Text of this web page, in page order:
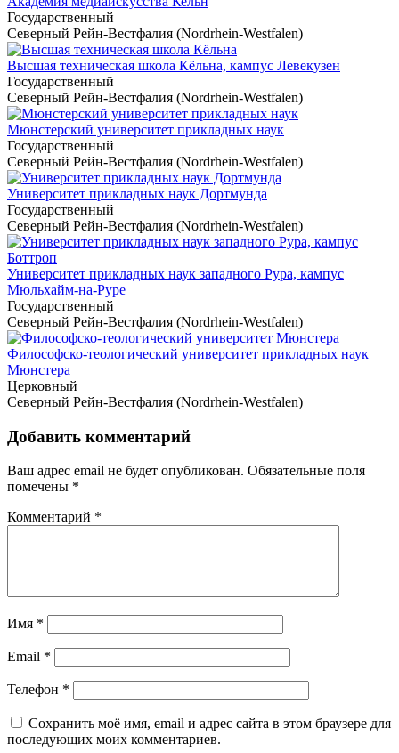
Государственный
Северный Рейн-Вестфалия (Nordrhein-Westfalen)
Высшая техническая школа Кёльна, кампус Левекузен
Государственный
Северный Рейн-Вестфалия (Nordrhein-Westfalen)
Мюнстерский университет прикладных наук
Государственный
Северный Рейн-Вестфалия (Nordrhein-Westfalen)
Университет прикладных наук Дортмунда
Государственный
Северный Рейн-Вестфалия (Nordrhein-Westfalen)
Университет прикладных наук западного Рура, кампус
Мюльхайм-на-Руре
Государственный
Северный Рейн-Вестфалия (Nordrhein-Westfalen)
Философско-теологический университет прикладных наук
Мюнстера
Церковный
Северный Рейн-Вестфалия (Nordrhein-Westfalen)
Добавить комментарий
Ваш адрес email не будет опубликован. Обязательные поля
помечены *
Комментарий *
Имя *
Email *
Телефон *
Сохранить моё имя, email и адрес сайта в этом браузере для
последующих моих комментариев.